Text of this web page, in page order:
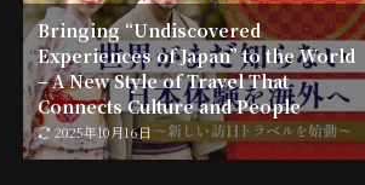
Bringing “Undiscovered
Experiences of Japan” to the World
– A New Style of Travel That
Connects Culture and People
2025年10月16日